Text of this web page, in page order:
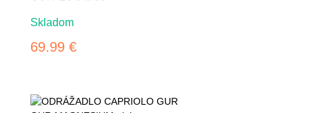
Skladom
69.99 €